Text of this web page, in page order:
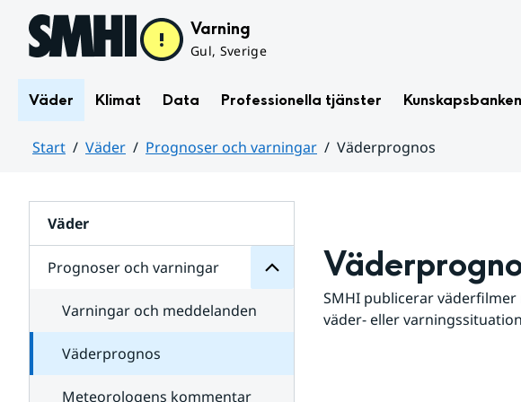
Hoppa till sidans innehåll Varning
Gul, Sverige
Väder Klimat Data Professionella tjänster Kunskapsbanken
Start Väder Prognoser och varningar
Väderprognos
Väder
Prognoser och varningar
för
varningar
Varningar och meddelanden
Väderprognos
Meteorologens kommentar
SMHI publicerar väderfilmer
väder- eller